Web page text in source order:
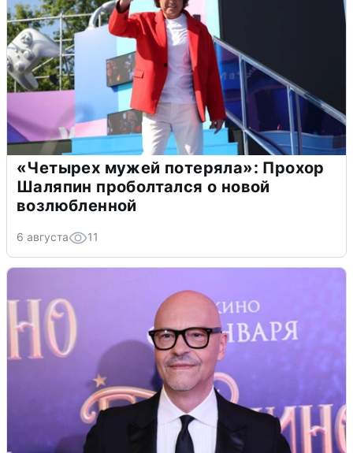
«Четырех мужей потеряла»: Прохор
Шаляпин проболтался о новой
возлюбленной
6 августа 11